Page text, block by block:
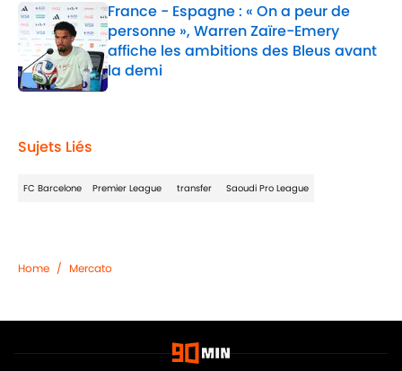
France - Espagne : « On a peur de
personne », Warren Zaïre-Emery
affiche les ambitions des Bleus avant
la demi
Published by on Invalid Date
Sujets Liés
FC Barcelone Premier League transfer Saoudi Pro League
Home / Mercato